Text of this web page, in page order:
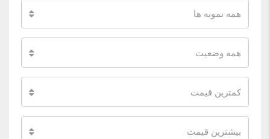
همه نمونه ها
همه وضعیت
کمترین قیمت
بیشترین قیمت